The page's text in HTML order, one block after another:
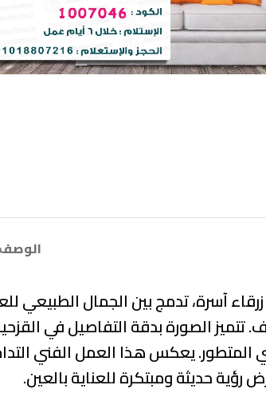
الوصف
زرقاء آسرة، تدمج بين الجمال
الصورة بدقة التفاصيل في
المتطور. يعكس هذا العمل الفني
حديثة ومبتكرة للعناية بالعين.